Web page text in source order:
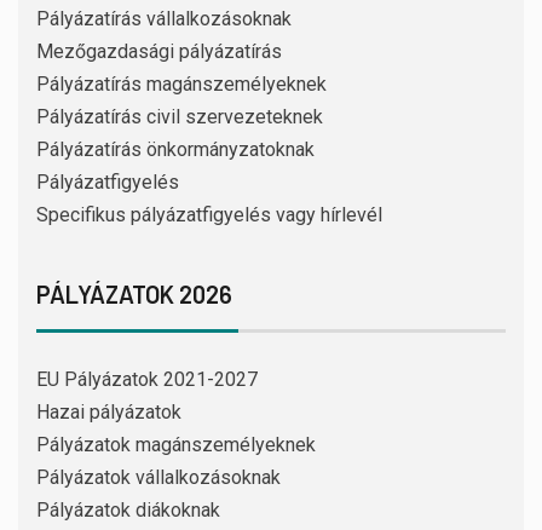
Pályázatírás vállalkozásoknak
Mezőgazdasági pályázatírás
Pályázatírás magánszemélyeknek
Pályázatírás civil szervezeteknek
Pályázatírás önkormányzatoknak
Pályázatfigyelés
Specifikus pályázatfigyelés vagy hírlevél
PÁLYÁZATOK 2026
EU Pályázatok 2021-2027
Hazai pályázatok
Pályázatok magánszemélyeknek
Pályázatok vállalkozásoknak
Pályázatok diákoknak